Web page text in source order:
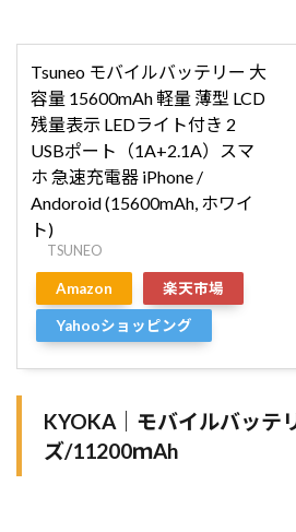
Tsuneo モバイルバッテリー 大
容量 15600mAh 軽量 薄型 LCD
残量表示 LEDライト付き 2
USBポート（1A+2.1A）スマ
ホ 急速充電器 iPhone /
Andoroid (15600mAh, ホワイ
ト)
TSUNEO
Amazon 楽天市場
Yahooショッピング
KYOKA｜モバイルバッテ
ズ/11200ｍAh